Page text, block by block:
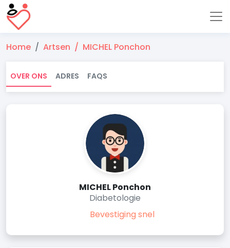
Home Artsen MICHEL Ponchon
OVER ONS ADRES FAQS
MICHEL Ponchon
Diabetologie
Bevestiging snel